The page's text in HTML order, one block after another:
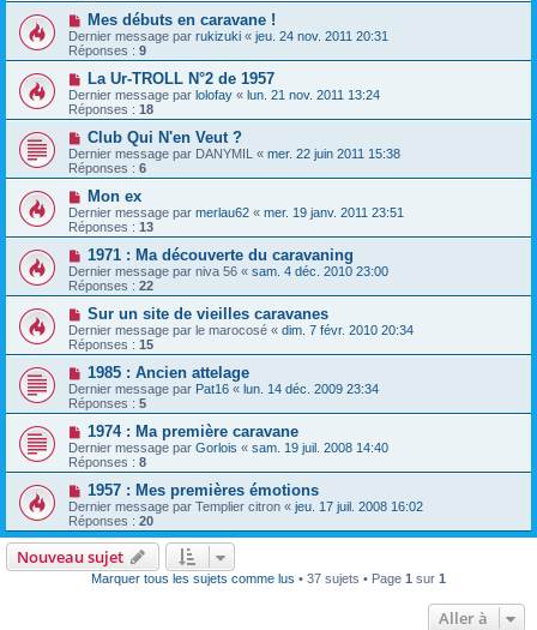
Mes débuts en caravane !
Dernier message par rukizuki « jeu. 24 nov. 2011 20:31
Réponses : 9
La Ur-TROLL N°2 de 1957
Dernier message par lolofay « lun. 21 nov. 2011 13:24
Réponses : 18
Club Qui N'en Veut ?
Dernier message par DANYMIL « mer. 22 juin 2011 15:38
Réponses : 6
Mon ex
Dernier message par merlau62 « mer. 19 janv. 2011 23:51
Réponses : 13
1971 : Ma découverte du caravaning
Dernier message par niva 56 « sam. 4 déc. 2010 23:00
Réponses : 22
Sur un site de vieilles caravanes
Dernier message par le marocosé « dim. 7 févr. 2010 20:34
Réponses : 15
1985 : Ancien attelage
Dernier message par Pat16 « lun. 14 déc. 2009 23:34
Réponses : 5
1974 : Ma première caravane
Dernier message par Gorlois « sam. 19 juil. 2008 14:40
Réponses : 8
1957 : Mes premières émotions
Dernier message par Templier citron « jeu. 17 juil. 2008 16:02
Réponses : 20
Nouveau sujet
Marquer tous les sujets comme lus • 37 sujets • Page 1 sur 1
Aller à